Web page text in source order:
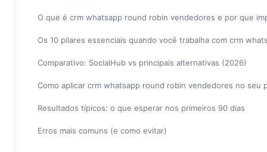
O que é crm whatsapp round robin vendedores e por que
Os 10 pilares essenciais quando você trabalha com crm
Comparativo: SocialHub vs principais alternativas (2026)
Como aplicar crm whatsapp round robin vendedores no seu
Resultados típicos: o que esperar nos primeiros 90 dias
Erros mais comuns (e como evitar)